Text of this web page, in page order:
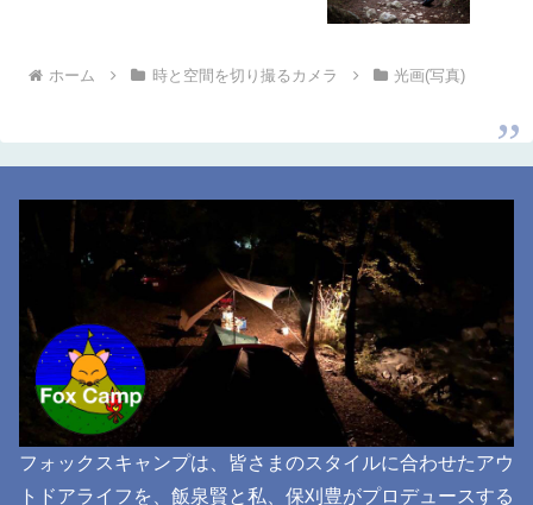
ホーム 時と空間を切り撮るカメラ 光画(写真)
フォックスキャンプは、皆さまのスタイルに合わせたアウ
トドアライフを、飯泉賢と私、保刈豊がプロデュースする